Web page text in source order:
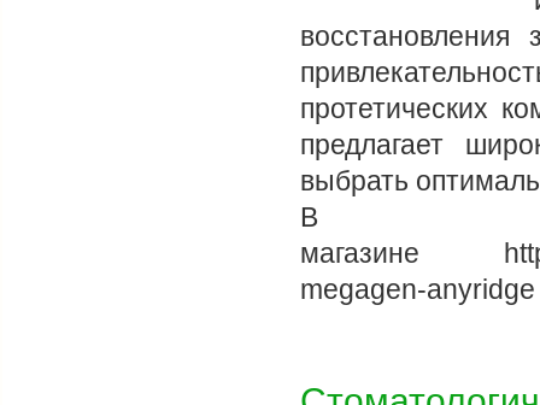
восстановления
протетических
предлагает
выбрать
В
магазине
megagen-